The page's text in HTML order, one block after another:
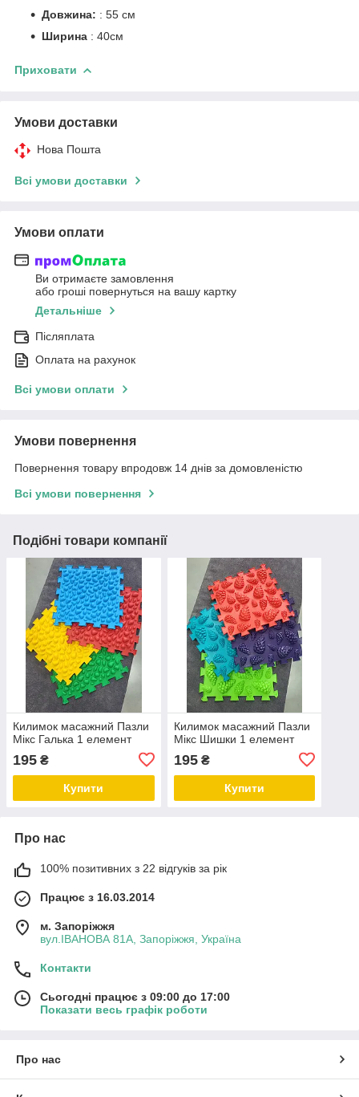
Довжина: : 55 см
Ширина : 40см
Приховати
Умови доставки
Нова Пошта
Всі умови доставки
Умови оплати
Ви отримаєте замовлення
або гроші повернуться на вашу картку
Детальніше
Післяплата
Оплата на рахунок
Всі умови оплати
Умови повернення
Повернення товару впродовж 14 днів за домовленістю
Всі умови повернення
Подібні товари компанії
Килимок масажний Пазли
Мікс Галька 1 елемент
195 ₴
Купити
Килимок масажний Пазли
Мікс Шишки 1 елемент
195₴
Купити
Про нас
100% позитивних з 22 відгуків за рік
Працює з 16.03.2014
м. Запоріжжя
вул.ІВАНОВА 81А, Запоріжжя, Україна
Контакти
Сьогодні працює з 09:00 до 17:00
Показати весь графік роботи
Про нас